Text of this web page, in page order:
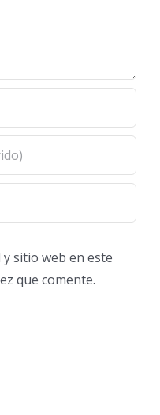
sitio web en este
que comente.